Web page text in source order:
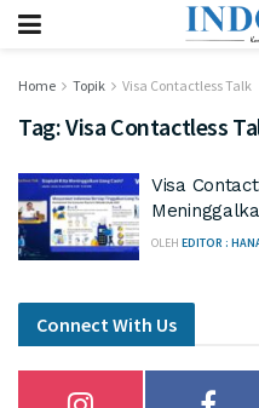
Home Topik Visa Contactless Talk
Tag:Visa Contactless
Visa
OLEH EDITOR :
Connect With Us